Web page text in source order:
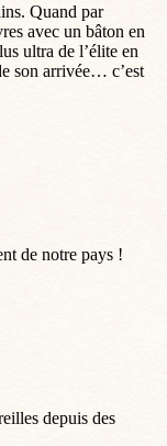
Quand par
avec un bâton en
ultra de l’élite en
son arrivée… c’est
de notre pays !
depuis des